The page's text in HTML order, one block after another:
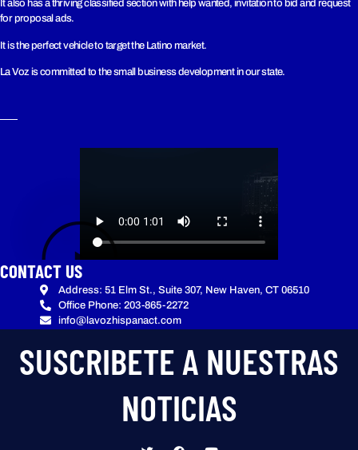
It also has a thriving classified section with help wanted, invitation to bid and request
for proposal ads.
It is the perfect vehicle to target the Latino market.
La Voz is committed to the small business development in our state.
CONTACT US
Address: 51 Elm St., Suite 307, New Haven, CT 06510
Office Phone: 203-865-2272
info@lavozhispanact.com
SUSCRIBETE A NUESTRAS
NOTICIAS